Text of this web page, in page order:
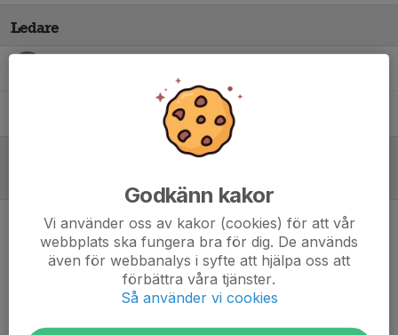
Ledare
Tränare
Inget referat skrivet
Godkänn kakor
Vi använder oss av kakor (cookies) för att vår
webbplats ska fungera bra för dig. De används
även för webbanalys i syfte att hjälpa oss att
förbättra våra tjänster.
Så använder vi cookies